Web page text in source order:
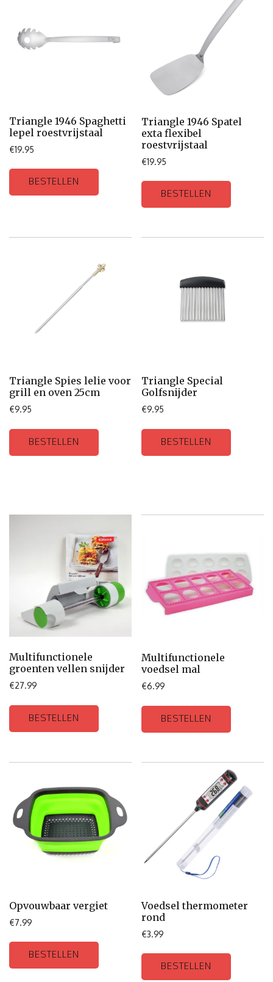
Triangle 1946 Spaghetti
lepel roestvrijstaal
€19.95
BESTELLEN
Triangle 1946 Spatel
exta flexibel
roestvrijstaal
€19.95
BESTELLEN
Triangle Spies lelie voor
grill en oven 25cm
€9.95
BESTELLEN
Triangle Special
Golfsnijder
€9.95
BESTELLEN
Multifunctionele
groenten vellen snijder
€27.99
BESTELLEN
Multifunctionele
voedsel mal
€6.99
BESTELLEN
Opvouwbaar vergiet
€7.99
BESTELLEN
Voedsel thermometer
rond
€3.99
BESTELLEN